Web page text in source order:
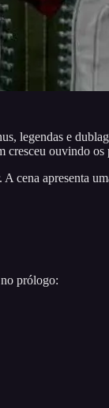
legendas e
ouvindo
apresenta
prólogo: